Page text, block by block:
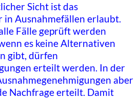
Sicht ist das
in Ausnahmefällen erlaubt.
Fälle geprüft werden
es keine Alternativen
gibt, dürfen
erteilt werden. In der
aber
Nachfrage erteilt. Damit